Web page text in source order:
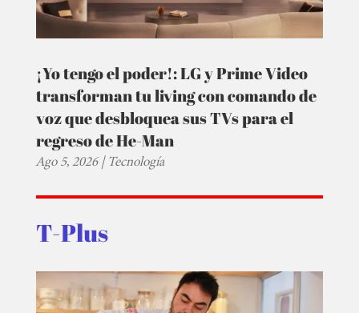
¡Yo tengo el poder!: LG y Prime Video
transforman tu living con comando de
voz que desbloquea sus TVs para el
regreso de He-Man
Ago 5, 2026|Tecnología
T-Plus